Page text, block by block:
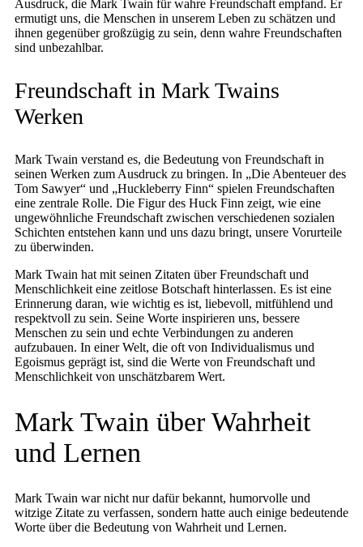
Ausdruck, die Mark Twain für wahre Freundschaft empfand. Er
ermutigt uns, die Menschen in unserem Leben zu schätzen und
ihnen gegenüber großzügig zu sein, denn wahre Freundschaften
sind unbezahlbar.
Freundschaft in Mark Twains
Werken
Mark Twain verstand es, die Bedeutung von Freundschaft in
seinen Werken zum Ausdruck zu bringen. In „Die Abenteuer des
Tom Sawyer“ und „Huckleberry Finn“ spielen Freundschaften
eine zentrale Rolle. Die Figur des Huck Finn zeigt, wie eine
ungewöhnliche Freundschaft zwischen verschiedenen sozialen
Schichten entstehen kann und uns dazu bringt, unsere Vorurteile
zu überwinden.
Mark Twain hat mit seinen Zitaten über Freundschaft und
Menschlichkeit eine zeitlose Botschaft hinterlassen. Es ist eine
Erinnerung daran, wie wichtig es ist, liebevoll, mitfühlend und
respektvoll zu sein. Seine Worte inspirieren uns, bessere
Menschen zu sein und echte Verbindungen zu anderen
aufzubauen. In einer Welt, die oft von Individualismus und
Egoismus geprägt ist, sind die Werte von Freundschaft und
Menschlichkeit von unschätzbarem Wert.
Mark Twain über Wahrheit
und Lernen
Mark Twain war nicht nur dafür bekannt, humorvolle und
witzige Zitate zu verfassen, sondern hatte auch einige bedeutende
Worte über die Bedeutung von Wahrheit und Lernen.